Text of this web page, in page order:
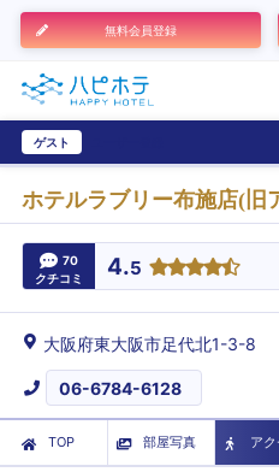
無料会員登録
ゲスト
ホテルラブリー布施店(旧
70
クチコミ
4.5
大阪府東大阪市足代北1-3-8
06-6784-6128
TOP 部屋写真 ア